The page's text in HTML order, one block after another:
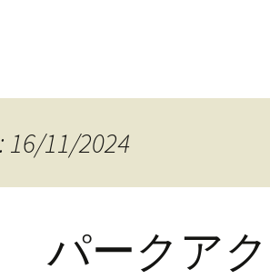
16/11/2024
パークア